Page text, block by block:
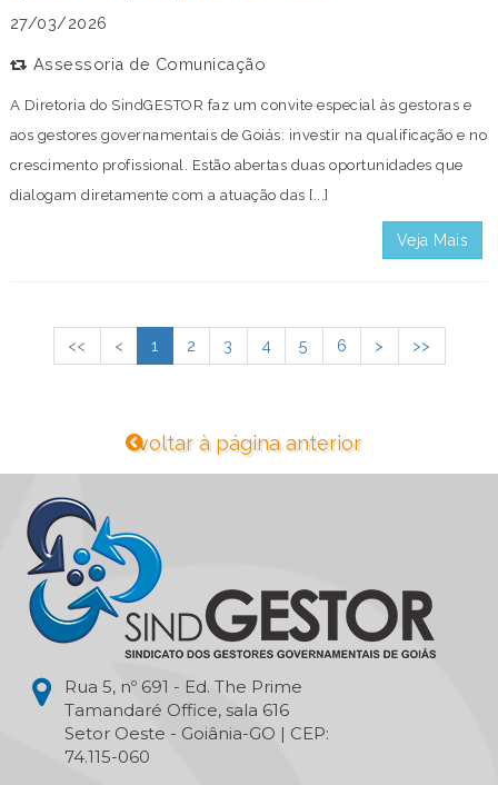
27/03/2026
Assessoria de Comunicação
A Diretoria do SindGESTOR faz um convite especial às gestoras e
aos gestores governamentais de Goiás: investir na qualificação e no
crescimento profissional. Estão abertas duas oportunidades que
dialogam diretamente com a atuação das [...]
Veja Mais
<< < 1 2 3 4 5 6 > >>
voltar à página anterior
Rua 5, nº 691 - Ed. The Prime
Tamandaré Office, sala 616
Setor Oeste - Goiânia-GO | CEP:
74.115-060